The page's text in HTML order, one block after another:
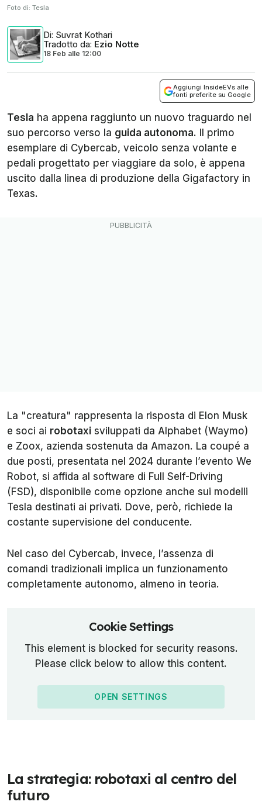
Foto di: Tesla
Di: Suvrat Kothari
Tradotto da: Ezio Notte
18 Feb alle 12:00
Aggiungi InsideEVs alle
fonti preferite su Google
Tesla ha appena raggiunto un nuovo traguardo nel
suo percorso verso la guida autonoma. Il primo
esemplare di Cybercab, veicolo senza volante e
pedali progettato per viaggiare da solo, è appena
uscito dalla linea di produzione della Gigafactory in
Texas.
La "creatura" rappresenta la risposta di Elon Musk
e soci ai robotaxi sviluppati da Alphabet (Waymo)
e Zoox, azienda sostenuta da Amazon. La coupé a
due posti, presentata nel 2024 durante l’evento We
Robot, si affida al software di Full Self-Driving
(FSD), disponibile come opzione anche sui modelli
Tesla destinati ai privati. Dove, però, richiede la
costante supervisione del conducente.
Nel caso del Cybercab, invece, l’assenza di
comandi tradizionali implica un funzionamento
completamente autonomo, almeno in teoria.
Cookie Settings
This element is blocked for security reasons.
Please click below to allow this content.
OPEN SETTINGS
La strategia: robotaxi al centro del
futuro